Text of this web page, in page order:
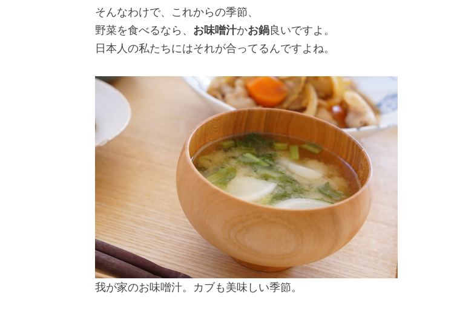
そんなわけで、これからの季節、
野菜を食べるなら、 お味噌汁かお鍋良いですよ。
日本人の私たちにはそれが合ってるんですよね。
我が家のお味噌汁。カブも美味しい季節。